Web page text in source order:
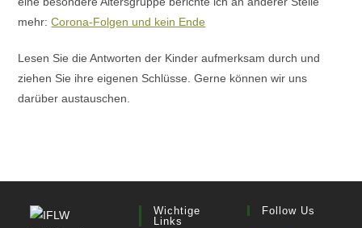
mehr:Corona-Folgen und kein Ende
Lesen Sie die Antworten der Kinder aufmerksam durch und
ziehen Sie ihre eigenen Schlüsse. Gerne können wir uns
darüber austauschen.
Wichtige
Links
Follow Us